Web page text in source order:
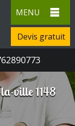
MENU
Devis gratuit
ville 1148